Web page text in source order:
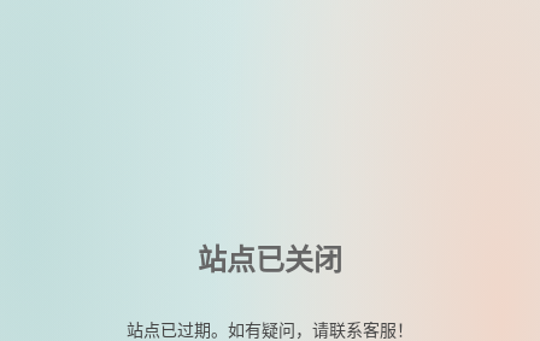
站点已关闭
站点已过期。如有疑问，请联系客服！